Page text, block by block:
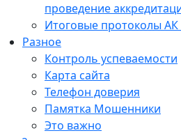
проведение
Итоговые протоколы
Разное
Контроль успеваемости
Карта сайта
Телефон доверия
Памятка Мошенники
Это важно